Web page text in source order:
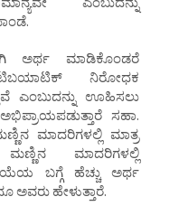
ಅರ್ಥ ಮಾಡಿಕೊಂಡರೆ
ನಿರೋಧಕ
ಎಂಬುದನ್ನು ಊಹಿಸಲು
ಸಹಾ.
ಮಾದರಿಗಳಲ್ಲಿ ಮಾತ್ರ
ಮಣ್ಣಿನ ಮಾದರಿಗಳಲ್ಲಿ
ಬಗ್ಗೆ ಹೆಚ್ಚು ಅರ್ಥ
ಅವರು ಹೇಳುತ್ತಾರೆ.